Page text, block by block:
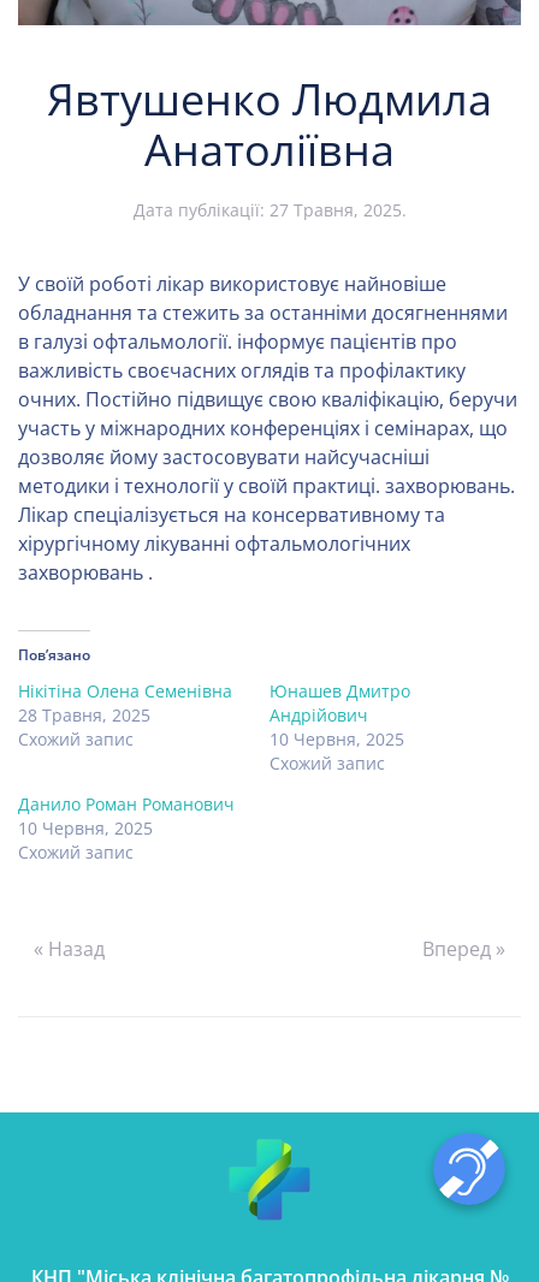
Явтушенко Людмила
Анатоліївна
Дата публікації: 27 Травня, 2025.
У своїй роботі лікар використовує найновіше
обладнання та стежить за останніми досягненнями
в галузі офтальмології. інформує пацієнтів про
важливість своєчасних оглядів та профілактику
очних. Постійно підвищує свою кваліфікацію, беручи
участь у міжнародних конференціях і семінарах, що
дозволяє йому застосовувати найсучасніші
методики і технології у своїй практиці. захворювань.
Лікар спеціалізується на консервативному та
хірургічному лікуванні офтальмологічних
захворювань .
Пов’язано
Нікітіна Олена Семенівна
28 Травня, 2025
Схожий запис
Юнашев Дмитро
Андрійович
10 Червня, 2025
Схожий запис
Данило Роман Романович
10 Червня, 2025
Схожий запис
« Назад Вперед »